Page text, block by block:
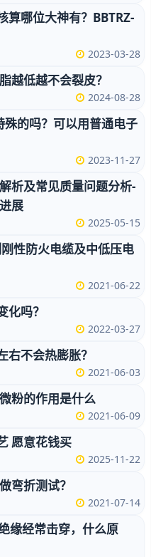
算哪位大神有？BBTRZ-
2023-03-28
越低越不会裂皮？
2024-08-28
殊的吗？可以用普通电子
2023-11-27
析及常见质量问题分析-
展
2025-05-15
性防火电缆及中低压电
2021-06-22
化吗？
2022-03-27
右不会热膨胀？
2021-06-03
粉的作用是什么
2021-06-09
愿意花钱买
2025-11-22
弯折测试？
2021-07-14
缘经常击穿，什么原